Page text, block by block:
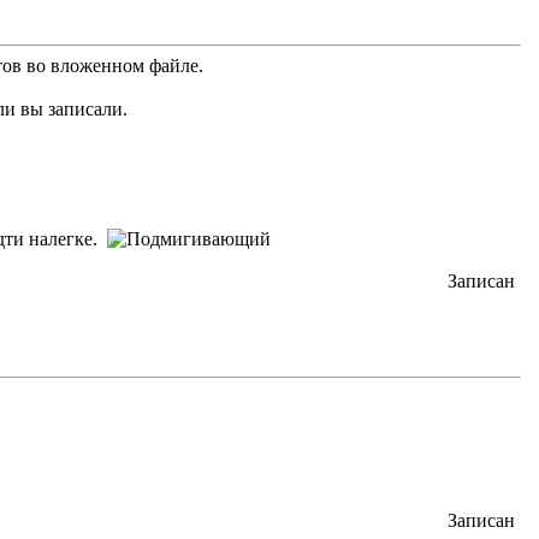
во вложенном файле.
вы записали.
налегке.
Записан
Записан